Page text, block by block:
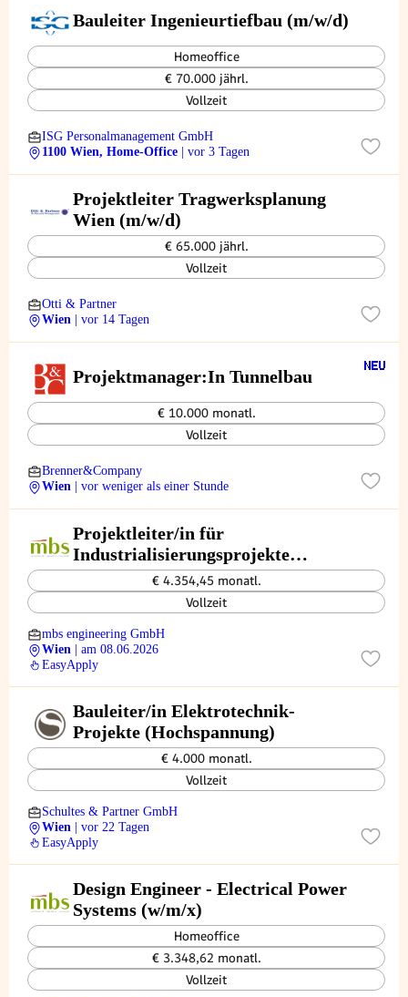
Bauleiter Ingenieurtiefbau (m/w/d)
Homeoffice
€ 70.000 jährl.
Vollzeit
ISG Personalmanagement GmbH
1100 Wien, Home-Office
| vor 3 Tagen
Projektleiter Tragwerksplanung
Wien (m/w/d)
€ 65.000 jährl.
Vollzeit
Otti & Partner
Wien
| vor 14 Tagen
Projektmanager:In Tunnelbau
€ 10.000 monatl.
Vollzeit
Brenner&Company
Wien
| vor weniger als einer Stunde
Projektleiter/in für
Industrialisierungsprojekte
(w/m/x)
€ 4.354,45 monatl.
Vollzeit
mbs engineering GmbH
Wien
| am 08.06.2026
EasyApply
Bauleiter/in Elektrotechnik-
Projekte (Hochspannung)
€ 4.000 monatl.
Vollzeit
Schultes & Partner GmbH
Wien
| vor 22 Tagen
EasyApply
Design Engineer - Electrical Power
Systems (w/m/x)
Homeoffice
€ 3.348,62 monatl.
Vollzeit